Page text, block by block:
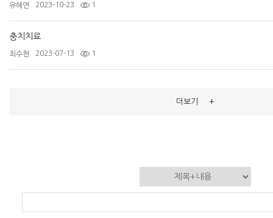
유혜연 2023-10-23 1
충치치료
최수현 2023-07-13 1
더보기 +